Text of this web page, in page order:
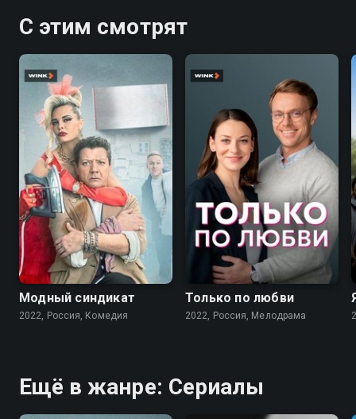
С этим смотрят
7.6
Модный синдикат
2022, Россия, Комедия
Только по любви
2022, Россия, Мелодрама
Ещё в жанре: Сериалы